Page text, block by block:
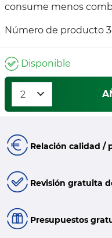
consume menos
Número de producto
Disponible
Relación calidad /
Revisión gratuita
Presupuestos